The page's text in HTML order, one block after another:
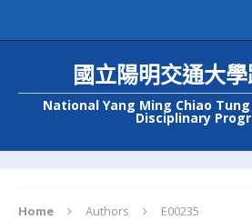
國立陽明交通大
National Yang Ming Chiao
Disciplinary
Home Authors E00235